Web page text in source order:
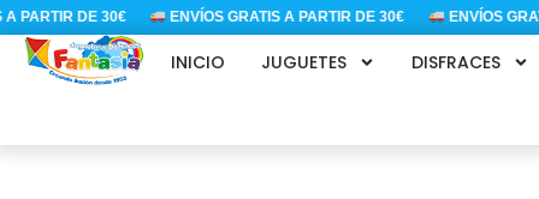
Ir
contenido
DE 30€ ENVÍOS GRATIS A PARTIR DE 30€ ENVÍOS
INICIO JUGUETES DISFRACES